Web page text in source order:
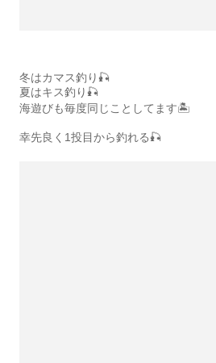
冬はカマス釣り🎣
夏はキス釣り🎣
海遊びも毎度同じことしてます🏝️
幸先良く1投目から釣れる🎣